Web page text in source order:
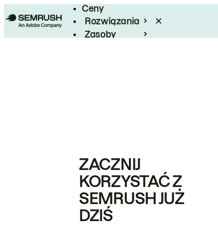
Ceny
Rozwiązania
Zasoby
ZACZNIJ
KORZYSTAĆ Z
SEMRUSH JUŻ
DZIŚ